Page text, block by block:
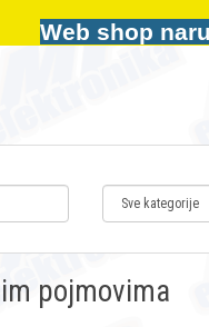
Web shop
pojmovima